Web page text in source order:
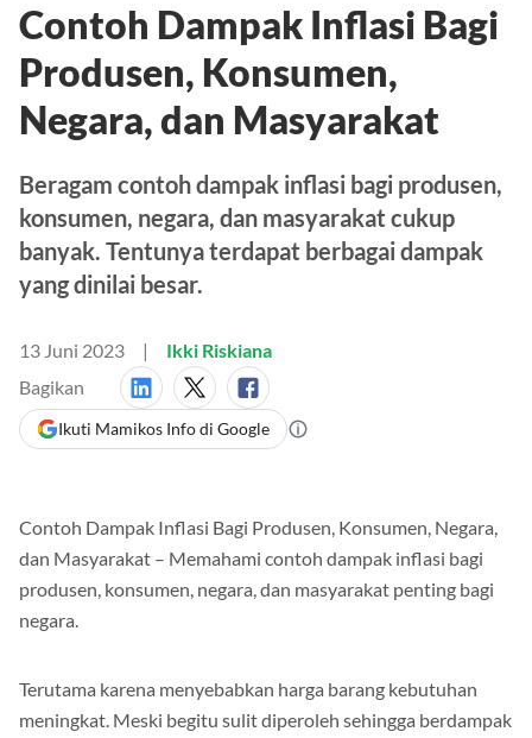
Contoh Dampak Inflasi Bagi
Produsen, Konsumen,
Negara, dan Masyarakat
Beragam contoh dampak inflasi bagi produsen,
konsumen, negara, dan masyarakat cukup
banyak. Tentunya terdapat berbagai dampak
yang dinilai besar.
13 Juni 2023
Ikki Riskiana
Bagikan
Ikuti Mamikos Info di Google
Contoh Dampak Inflasi Bagi Produsen, Konsumen, Negara,
dan Masyarakat – Memahami contoh dampak inflasi bagi
produsen, konsumen, negara, dan masyarakat penting bagi
negara.
Terutama karena menyebabkan harga barang kebutuhan
meningkat. Meski begitu sulit diperoleh sehingga berdampak